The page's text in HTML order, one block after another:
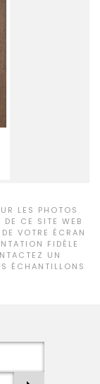
LES PHOTOS
CE SITE WEB
VOTRE ÉCRAN
FIDÈLE
UN
ÉCHANTILLONS